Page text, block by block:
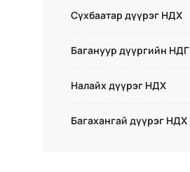
Сүхбаатар дүүрэг НДХ
Багануур дүүргийн НДГ
Налайх дүүрэг НДХ
Багахангай дүүрэг НДХ